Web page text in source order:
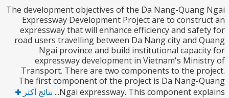
The development objectives of the Da Nang-
Expressway Development Project are to
expressway that will enhance efficiency and
road users travelling between Da Nang city and
Ngai province and build institutional
expressway development in Vietnam's
Transport. There are two components to the
The first component of the project is Da Nang-
Ngai expressway. This component
نتائج أكثر